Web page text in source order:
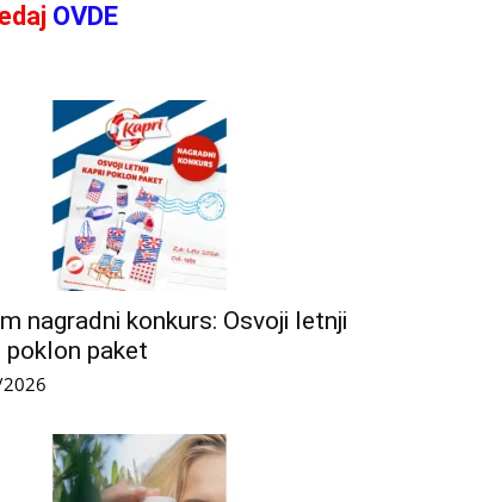
OVDE
nagradni konkurs: Osvoji letnji
poklon paket